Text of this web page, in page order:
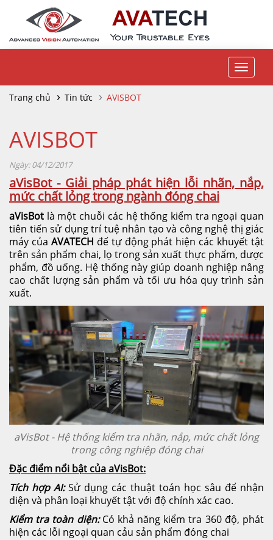
Toggle
Trang chủ
Tin tức AVISBOT
AVISBOT
Ngày: 04/12/2017
aVisBot - Giải pháp phát hiện lỗi nhãn, nắp,
mức chất lỏng trong ngành đóng chai
aVisBot là một chuỗi các hệ thống kiểm tra ngoại quan
tiên tiến sử dụng trí tuệ nhân tạo và công nghệ thị giác
máy của AVATECH để tự động phát hiện các khuyết tật
trên sản phẩm chai, lọ trong sản xuất thực phẩm, dược
phẩm, đồ uống. Hệ thống này giúp doanh nghiệp nâng
cao chất lượng sản phẩm và tối ưu hóa quy trình sản
xuất.
aVisBot - Hệ thống kiểm tra nhãn, nắp, mức chất lỏng
trong công nghiệp đóng chai
Đặc điểm nổi bật của aVisBot:
Tích hợp AI:Sử dụng các thuật toán học sâu để nhận
diện và phân loại khuyết tật với độ chính xác cao.
Kiểm tra toàn diện:Có khả năng kiểm tra 360 độ, phát
hiện các lỗi ngoại quan cảu sản phẩm đóng chai